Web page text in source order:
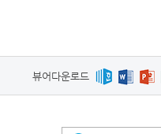
뷰어다운로드